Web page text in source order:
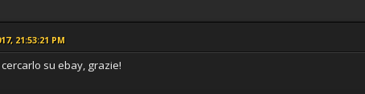
21:53:21 PM
su ebay, grazie!